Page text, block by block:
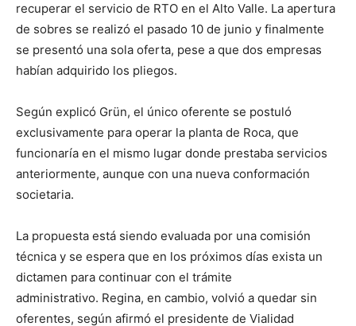
recuperar el servicio de RTO en el Alto Valle. La apertura
de sobres se realizó el pasado 10 de junio y finalmente
se presentó una sola oferta, pese a que dos empresas
habían adquirido los pliegos.
Según explicó Grün, el único oferente se postuló
exclusivamente para operar la planta de Roca, que
funcionaría en el mismo lugar donde prestaba servicios
anteriormente, aunque con una nueva conformación
societaria.
La propuesta está siendo evaluada por una comisión
técnica y se espera que en los próximos días exista un
dictamen para continuar con el trámite
administrativo. Regina, en cambio, volvió a quedar sin
oferentes, según afirmó el presidente de Vialidad